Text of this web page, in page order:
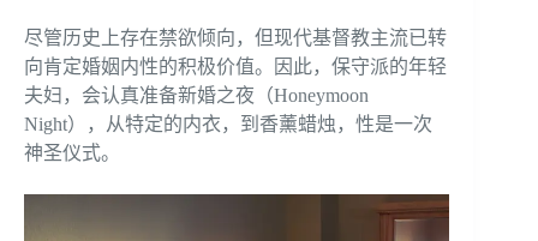
尽管历史上存在禁欲倾向，但现代基督教主流已转
向肯定婚姻内性的积极价值。因此，保守派的年轻
夫妇，会认真准备新婚之夜（Honeymoon
Night），从特定的内衣，到香薰蜡烛，性是一次
神圣仪式。